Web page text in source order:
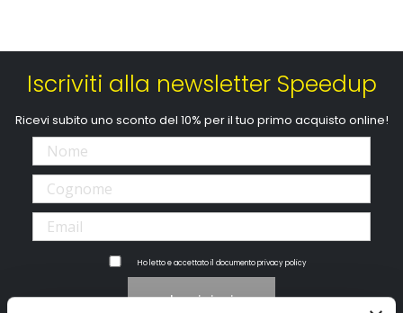
Iscriviti alla newsletter Speedup
Ricevi subito uno sconto del 10% per il tuo primo acquisto online!
Ho letto e accettato il documentoprivacy policy
Iscrivimi